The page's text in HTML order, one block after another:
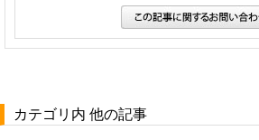
カテゴリ内 他の記事